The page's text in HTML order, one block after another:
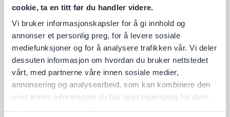
cookie, ta en titt før du handler videre.
Vi bruker informasjonskapsler for å gi innhold og
annonser et personlig preg, for å levere sosiale
mediefunksjoner og for å analysere trafikken vår. Vi deler
dessuten informasjon om hvordan du bruker nettstedet
vårt, med partnerne våre innen sosiale medier,
annonsering og analysearbeid, som kan kombinere den
med annen informasjon du har gjort tilgjengelig for dem,